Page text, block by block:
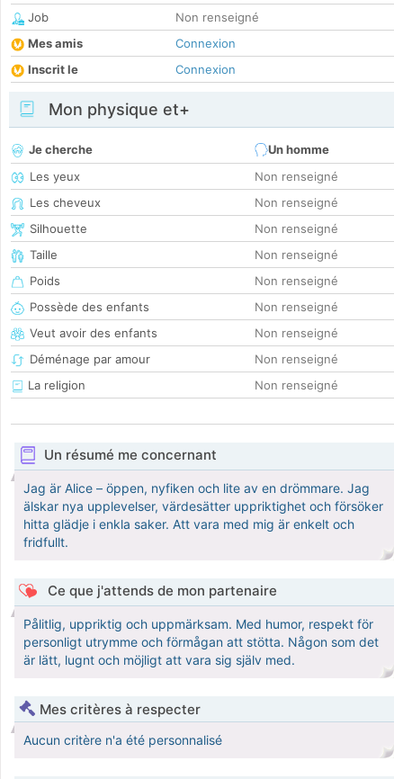
Job
Non renseigné
Mes amis
Connexion
Inscrit le
Connexion
Mon physique et+
Je cherche
Un homme
Les yeux
Non renseigné
Les cheveux
Non renseigné
Silhouette
Non renseigné
Taille
Non renseigné
Poids
Non renseigné
Possède des enfants
Non renseigné
Veut avoir des enfants
Non renseigné
Déménage par amour
Non renseigné
La religion
Non renseigné
Un résumé me concernant
Jag är Alice – öppen, nyfiken och lite av en drömmare. Jag
älskar nya upplevelser, värdesätter uppriktighet och försöker
hitta glädje i enkla saker. Att vara med mig är enkelt och
fridfullt.
Ce que j'attends de mon partenaire
Pålitlig, uppriktig och uppmärksam. Med humor, respekt för
personligt utrymme och förmågan att stötta. Någon som det
är lätt, lugnt och möjligt att vara sig själv med.
Mes critères à respecter
Aucun critère n'a été personnalisé